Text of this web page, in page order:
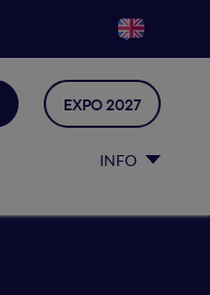
INFO
EXPO 2027